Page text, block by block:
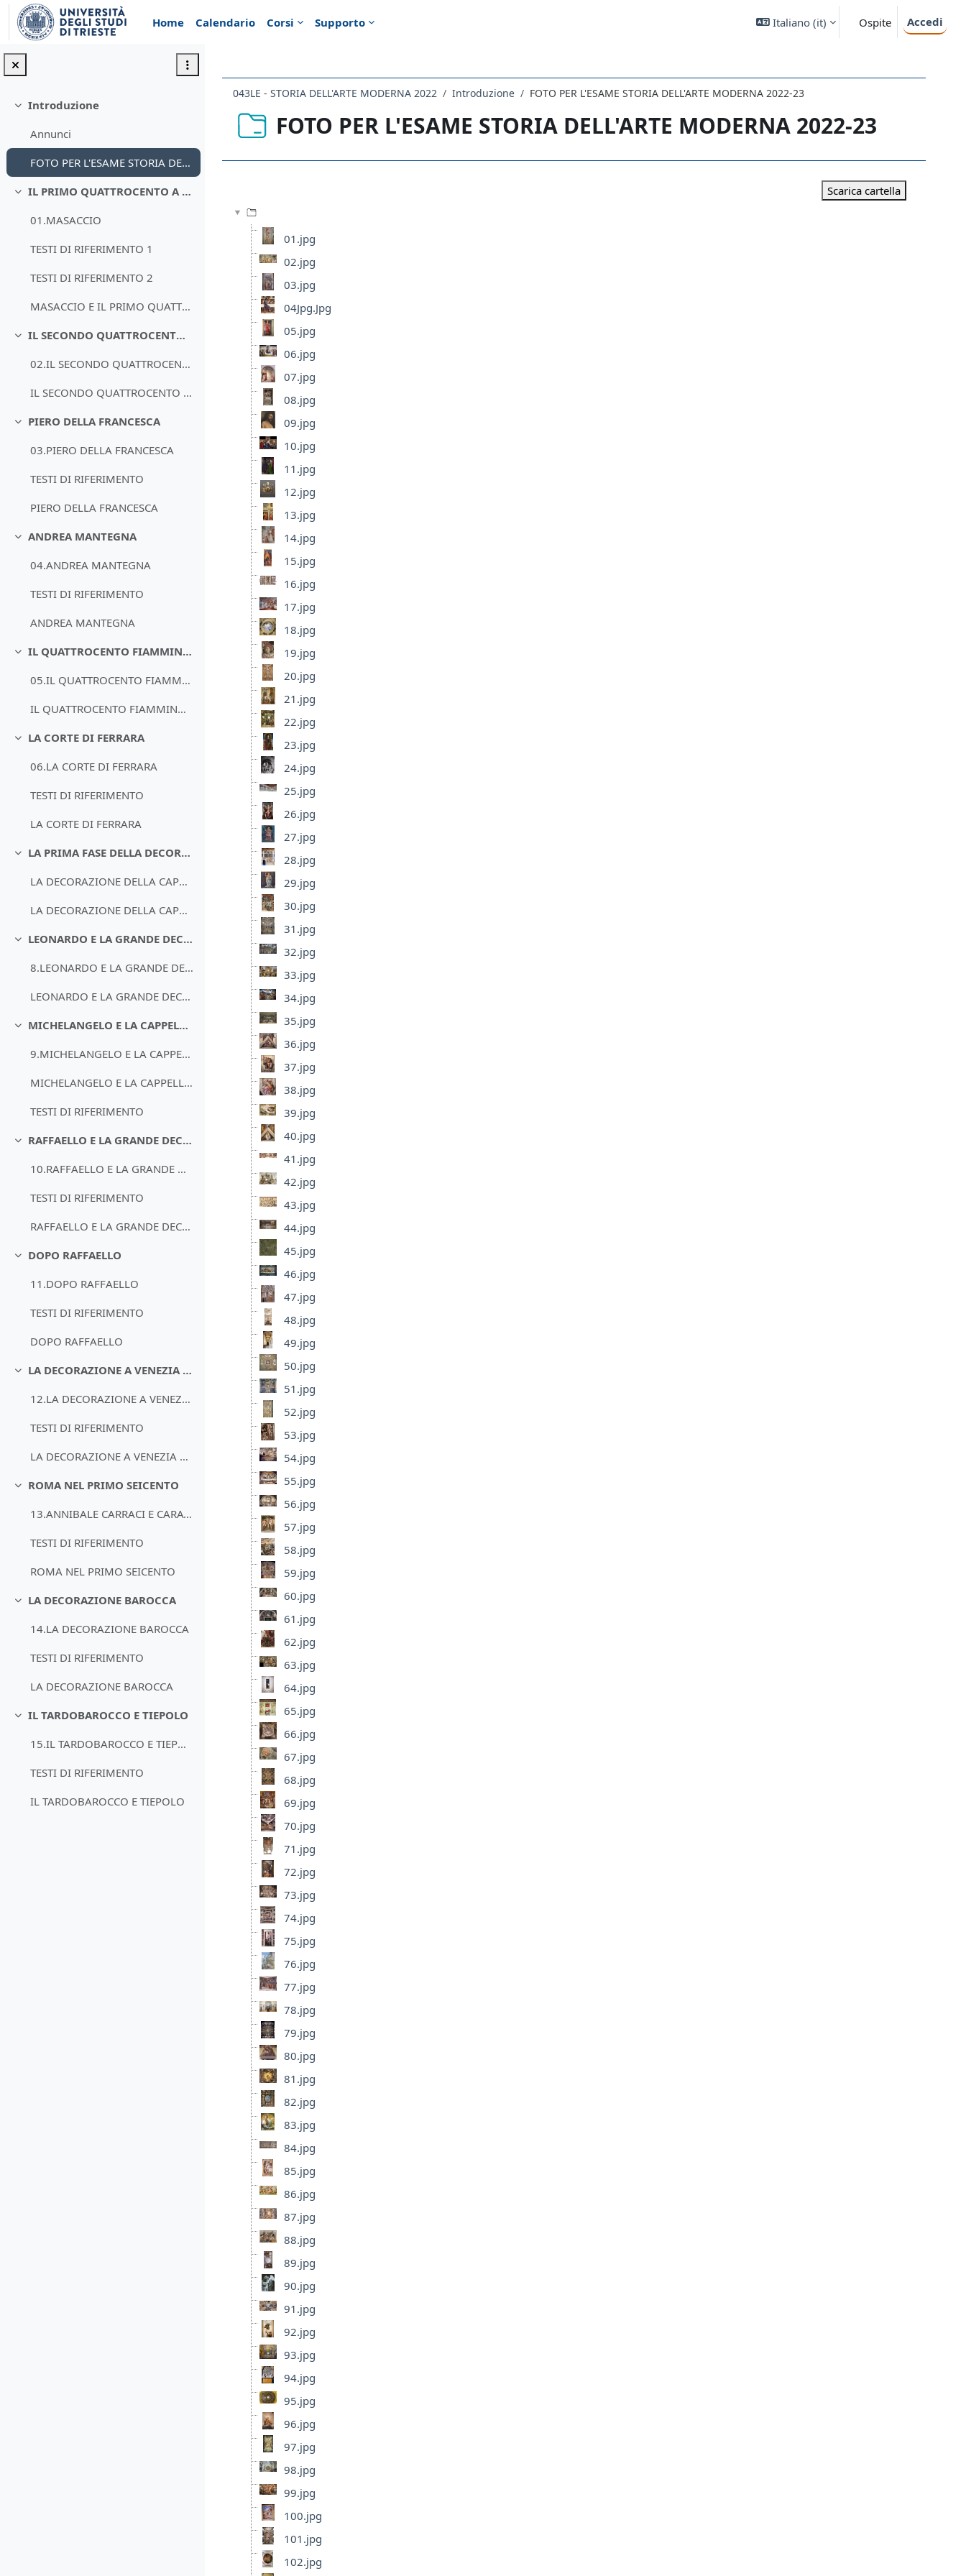
Vai al contenuto principale
Home
Calendario Corsi Supporto Italiano ‎(it)‎ Ospite Accedi
Minimizza
Introduzione
Annunci
FOTO PER L'ESAME STORIA DELL'ARTE MODERNA 2022-23
Minimizza
IL PRIMO QUATTROCENTO A FIRENZE
01.MASACCIO
TESTI DI RIFERIMENTO 1
TESTI DI RIFERIMENTO 2
MASACCIO E IL PRIMO QUATTROCENTO A FIRENZE
Minimizza
IL SECONDO QUATTROCENTO A FIRENZE
02.IL SECONDO QUATTROCENTO A FIRENZE
IL SECONDO QUATTROCENTO A FIRENZE
Minimizza
PIERO DELLA FRANCESCA
03.PIERO DELLA FRANCESCA
TESTI DI RIFERIMENTO
PIERO DELLA FRANCESCA
Minimizza
ANDREA MANTEGNA
04.ANDREA MANTEGNA
TESTI DI RIFERIMENTO
ANDREA MANTEGNA
Minimizza
IL QUATTROCENTO FIAMMINGO
05.IL QUATTROCENTO FIAMMINGO
IL QUATTROCENTO FIAMMINGO
Minimizza
LA CORTE DI FERRARA
06.LA CORTE DI FERRARA
TESTI DI RIFERIMENTO
LA CORTE DI FERRARA
Minimizza
LA PRIMA FASE DELLA DECORAZIONE DELLA CAPPELLA SISTINA
LA DECORAZIONE DELLA CAPPELLA SISTINA
LA DECORAZIONE DELLA CAPPELLA SISTINA
Minimizza
LEONARDO E LA GRANDE DECORAZIONE
8.LEONARDO E LA GRANDE DECORAZIONE
LEONARDO E LA GRANDE DECORAZIONE
Minimizza
MICHELANGELO E LA CAPPELLA SISTINA
9.MICHELANGELO E LA CAPPELLA SISTINA
MICHELANGELO E LA CAPPELLA SISTINA
TESTI DI RIFERIMENTO
Minimizza
RAFFAELLO E LA GRANDE DECORAZIONE
10.RAFFAELLO E LA GRANDE DECORAZIONE
TESTI DI RIFERIMENTO
RAFFAELLO E LA GRANDE DECORAZIONE
Minimizza
DOPO RAFFAELLO
11.DOPO RAFFAELLO
TESTI DI RIFERIMENTO
DOPO RAFFAELLO
Minimizza
LA DECORAZIONE A VENEZIA E NEL VENETO
12.LA DECORAZIONE A VENEZIA E NEL VENETO
TESTI DI RIFERIMENTO
LA DECORAZIONE A VENEZIA E NEL VENETO
Minimizza
ROMA NEL PRIMO SEICENTO
13.ANNIBALE CARRACI E CARAVAGGIO
TESTI DI RIFERIMENTO
ROMA NEL PRIMO SEICENTO
Minimizza
LA DECORAZIONE BAROCCA
14.LA DECORAZIONE BAROCCA
TESTI DI RIFERIMENTO
LA DECORAZIONE BAROCCA
Minimizza
IL TARDOBAROCCO E TIEPOLO
15.IL TARDOBAROCCO E TIEPOLO
TESTI DI RIFERIMENTO
IL TARDOBAROCCO E TIEPOLO
043LE - STORIA DELL'ARTE MODERNA 2022 Introduzione FOTO PER L'ESAME STORIA DELL'ARTE MODERNA 2022-23
FOTO PER L'ESAME STORIA DELL'ARTE MODERNA 2022-23
Scarica cartella
01.jpg
02.jpg
03.jpg
04Jpg.Jpg
05.jpg
06.jpg
07.jpg
08.jpg
09.jpg
10.jpg
11.jpg
12.jpg
13.jpg
14.jpg
15.jpg
16.jpg
17.jpg
18.jpg
19.jpg
20.jpg
21.jpg
22.jpg
23.jpg
24.jpg
25.jpg
26.jpg
27.jpg
28.jpg
29.jpg
30.jpg
31.jpg
32.jpg
33.jpg
34.jpg
35.jpg
36.jpg
37.jpg
38.jpg
39.jpg
40.jpg
41.jpg
42.jpg
43.jpg
44.jpg
45.jpg
46.jpg
47.jpg
48.jpg
49.jpg
50.jpg
51.jpg
52.jpg
53.jpg
54.jpg
55.jpg
56.jpg
57.jpg
58.jpg
59.jpg
60.jpg
61.jpg
62.jpg
63.jpg
64.jpg
65.jpg
66.jpg
67.jpg
68.jpg
69.jpg
70.jpg
71.jpg
72.jpg
73.jpg
74.jpg
75.jpg
76.jpg
77.jpg
78.jpg
79.jpg
80.jpg
81.jpg
82.jpg
83.jpg
84.jpg
85.jpg
86.jpg
87.jpg
88.jpg
89.jpg
90.jpg
91.jpg
92.jpg
93.jpg
94.jpg
95.jpg
96.jpg
97.jpg
98.jpg
99.jpg
100.jpg
101.jpg
102.jpg